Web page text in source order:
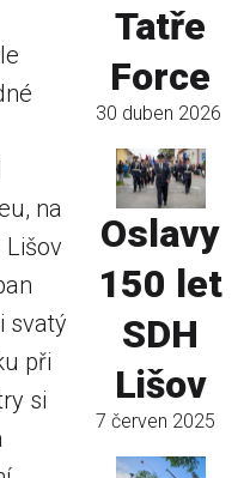
na
Lišov
svatý
při
si
Tatře
Force
30 duben 2026
Oslavy
150 let
SDH
Lišov
7 červen 2025